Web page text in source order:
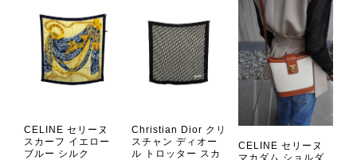
CELINE セリーヌ
スカーフ イエロー
ブルー シルク
Christian Dior クリ
スチャン ディオー
ル トロッター スカ
CELINE セリーヌ
マカダム ショルダ